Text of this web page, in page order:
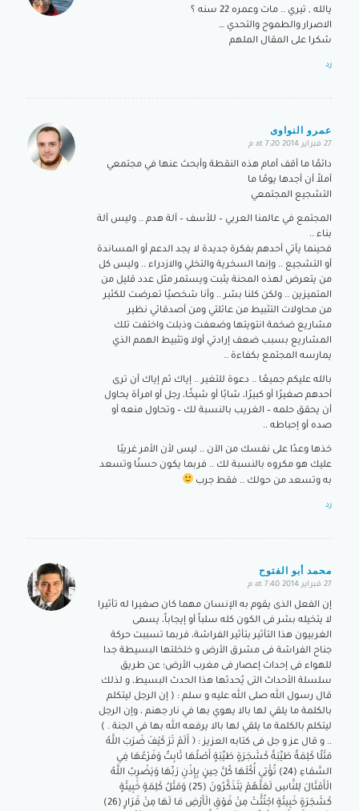
يالله , تيري .. مات وعمره 22 سنه ؟
الاصرار والطموح والتحدي …
شكرا على المقال الملهم
رد
عمرو النواوى
says:
27 فبراير 2014 at 7:20 م
دائمًا ما أقف أمام هذه النقطة وأبحث عنها في مجتمعي
آملاً أن أجدها يومًا ما
التشجيع المجتمعي
المجتمع في عالمنا العربي – للأسف – آلة هدم .. وليس آلة
بناء ..
فحينما يأتي أحدهم بفكرة جديدة لا يجد الدعم أو المساندة
أو التشجيع .. وإنما السخرية والتخلي والازدراء .. وليس كل
من يتعرض لهذه المحنة يثبت ويستمر مثل عدد قليل من
المتميزين .. ولكن كلنا بشر .. وأنا شخصيًا تعرضت للكثير
من محاولات التثبيط من عائلتي ومن أصدقائي نظير
مشاريع ضخمة انتويتها وضعفت وذبلت واختفت تلك
المشاريع بسبب ضعف إرادتي أولا وتثبيط الهمم الذي
يمارسه المجتمع بكفاءة ..
بالله عليكم جميعًا .. دعوة للتغير .. إياك ثم إياك أن ترى
أحدهم صغيرًا أو كبيرًا، شابًا أو شيخًا، رجل أو امرأة يحاول
أن يحقق حلمه – الغريب بالنسبة لك – وتحاول منعه أو
صده أو إحباطه ..
خذها وعدًا على نفسك من الآن .. ليس لأن الأمر غريبًا
عليك هو مكروه بالنسبة لك .. فربما يكون حسنًا وتسعد
به وتسعد من حولك .. فقط جرب
رد
محمد أبو الفتوح
says:
27 فبراير 2014 at 7:40 م
إن الفعل الذى يقوم به الإنسان مهما كان صغيرا له تأثيرا
لا يتخيله بشر فى الكون كله سلباً أو إيجاباً، يسمى
الغربيون هذا التأثير بتأثير الفراشة، فربما تسببت حركة
جناح الفراشة فى مشرق الأرض و خلخلتها البسيطة جدا
للهواء فى إحداث إعصار فى مغرب الأرض؛ عن طريق
سلسلة الأحداث التى يُحدثها هذا الحدث البسيط، و لذلك
قال رسول الله صلى الله عليه و سلم : ( إن الرجل ليتكلم
بالكلمة ما يلقي لها بالا يهوي بها في نار جهنم ، وإن الرجل
ليتكلم بالكلمة ما يلقي لها بالا يرفعه الله بها في الجنة . )
.. و قال عز و جل فى كتابه العزيز : ﴿ أَلَمْ تَرَ كَيْفَ ضَرَبَ اللَّهُ
مَثَلًا كَلِمَةً طَيِّبَةً كَشَجَرَةٍ طَيِّبَةٍ أَصْلُهَا ثَابِتٌ وَفَرْعُهَا فِي
السَّمَاءِ (24) تُؤْتِي أُكُلَهَا كُلَّ حِينٍ بِإِذْنِ رَبِّهَا وَيَضْرِبُ اللَّهُ
الْأَمْثَالَ لِلنَّاسِ لَعَلَّهُمْ يَتَذَكَّرُونَ (25) وَمَثَلُ كَلِمَةٍ خَبِيثَةٍ
كَشَجَرَةٍ خَبِيثَةٍ اجْتُثَّتْ مِنْ فَوْقِ الْأَرْضِ مَا لَهَا مِنْ قَرَارٍ (26)